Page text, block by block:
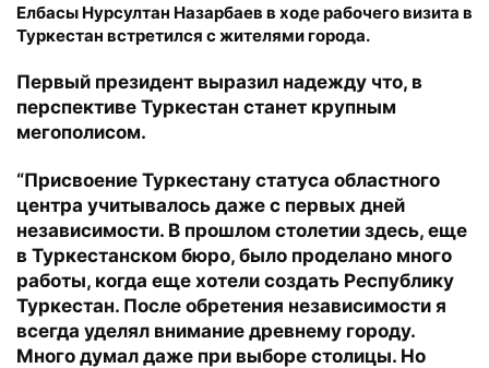
Елбасы Нурсултан Назарбаев в ходе рабочего визита в
Туркестан встретился с жителями города.
Первый президент выразил надежду что, в
перспективе Туркестан станет крупным
мегополисом.
“Присвоение Туркестану статуса областного
центра учитывалось даже с первых дней
независимости. В прошлом столетии здесь, еще
в Туркестанском бюро, было проделано много
работы, когда еще хотели создать Республику
Туркестан. После обретения независимости я
всегда уделял внимание древнему городу.
Много думал даже при выборе столицы. Но